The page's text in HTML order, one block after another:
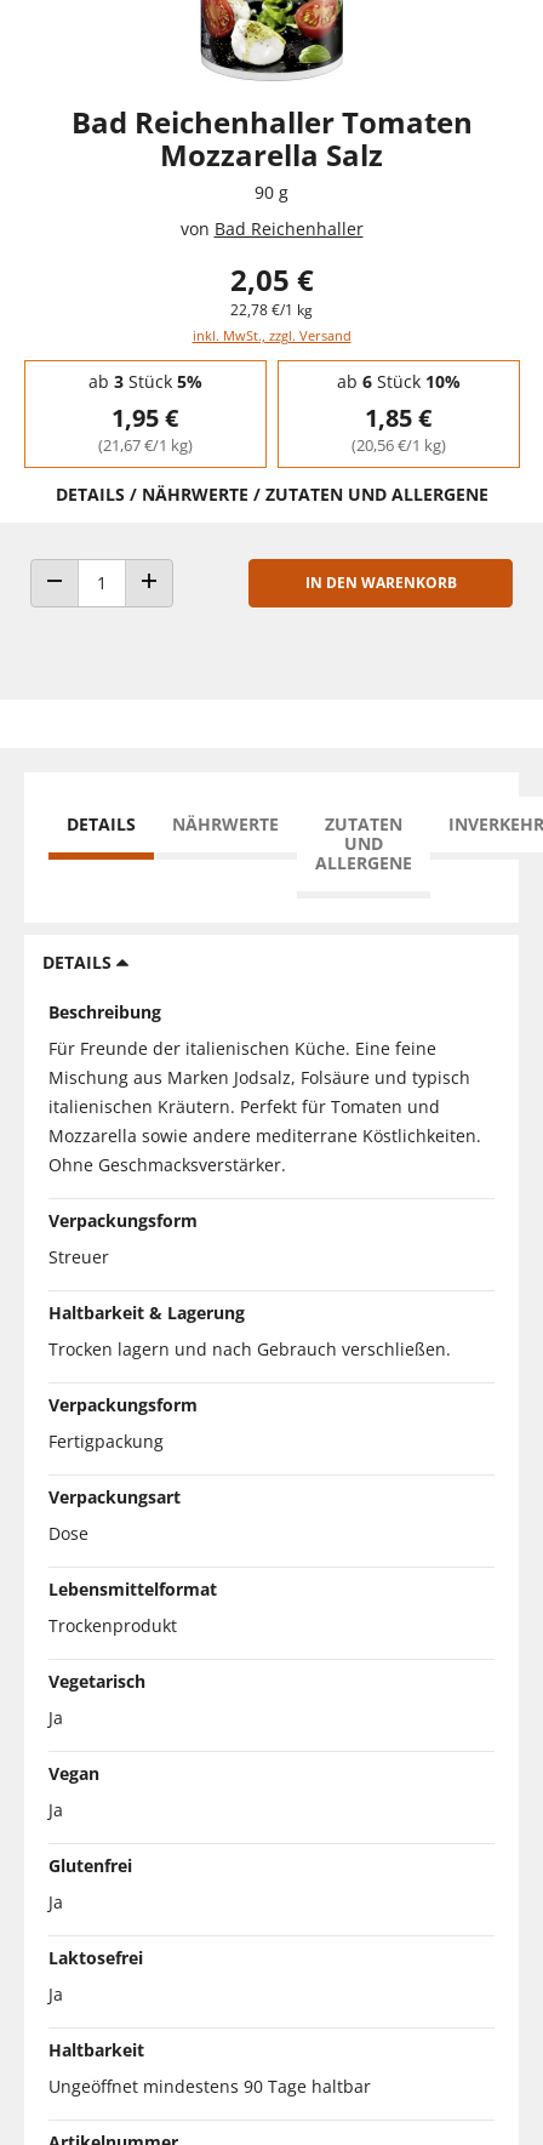
Bad Reichenhaller Tomaten
Mozzarella Salz
90 g
von Bad Reichenhaller
2,05 €
22,78 €/1 kg
inkl. MwSt., zzgl. Versand
Staffelpreise - Mengenrabatt
ab 3Stück 5%
1,95 €
(21,67 €/1 kg)
ab 6Stück 10%
1,85 €
(20,56 €/1 kg)
DETAILS / NÄHRWERTE / ZUTATEN UND ALLERGENE
ANZAHL VERRINGERNANZAHL ERHÖHEN
IN DEN WARENKORB
DETAILS NÄHRWERTE
ZUTATEN
UND
ALLERGENE
DETAILS
Beschreibung
Für Freunde der italienischen Küche. Eine feine
Mischung aus Marken Jodsalz, Folsäure und typisch
italienischen Kräutern. Perfekt für Tomaten und
Mozzarella sowie andere mediterrane Köstlichkeiten.
Ohne Geschmacksverstärker.
Verpackungsform
Streuer
Haltbarkeit & Lagerung
Trocken lagern und nach Gebrauch verschließen.
Verpackungsform
Fertigpackung
Verpackungsart
Dose
Lebensmittelformat
Trockenprodukt
Vegetarisch
Ja
Vegan
Ja
Glutenfrei
Ja
Laktosefrei
Ja
Haltbarkeit
Ungeöffnet mindestens 90 Tage haltbar